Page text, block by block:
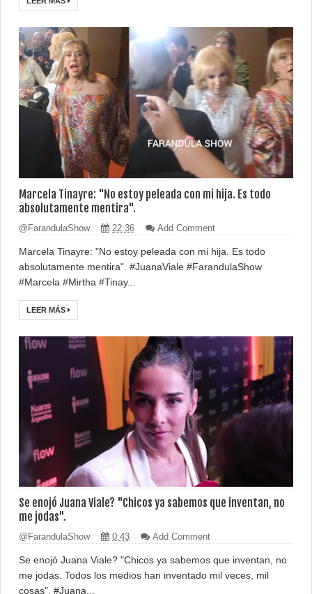
Marcela Tinayre: "No estoy peleada con mi hija. Es todo
absolutamente mentira".
@FarandulaShow 22:36 Add Comment
Marcela Tinayre: "No estoy peleada con mi hija. Es todo
absolutamente mentira". #JuanaViale #FarandulaShow
#Marcela #Mirtha #Tinay...
LEER MÁS
Se enojó Juana Viale? "Chicos ya sabemos que inventan, no
me jodas".
@FarandulaShow 0:43 Add Comment
Se enojó Juana Viale? "Chicos ya sabemos que inventan, no
me jodas. Todos los medios han inventado mil veces, mil
cosas". #Juana...